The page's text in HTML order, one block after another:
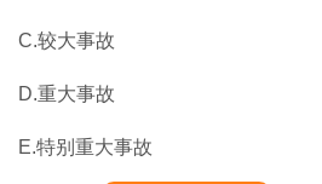
C.较大事故
D.重大事故
E.特别重大事故